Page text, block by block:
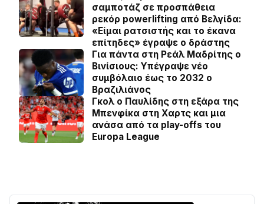
σαμποτάζ σε προσπάθεια
ρεκόρ powerlifting από Βελγίδα:
«Είμαι ρατσιστής και το έκανα
επίτηδες» έγραψε ο δράστης
Για πάντα στη Ρεάλ Μαδρίτης ο
Βινίσιους: Yπέγραψε νέο
συμβόλαιο έως το 2032 ο
Βραζιλιάνος
Γκολ ο Παυλίδης στη εξάρα της
Μπενφίκα στη Χαρτς και μια
ανάσα από τα play-offs του
Europa League